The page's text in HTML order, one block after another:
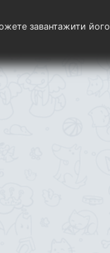
завантажити його